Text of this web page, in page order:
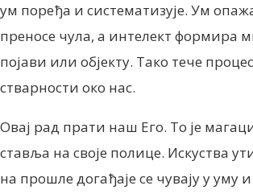
ум поређа и систематизује. Ум
преносе чула, а интелект формира
појави или објекту. Тако тече
стварности око нас.
Овај рад прати наш Его. То је
ставља на своје полице. Искуства
на прошле догађаје се чувају у уму и